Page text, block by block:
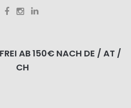
AB 150€ NACH DE / AT /
CH